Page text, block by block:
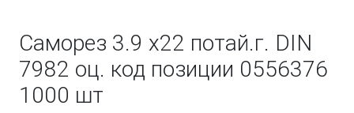
Саморез 3.9 х22 потай.г. DIN
7982 оц. код позиции 0556376
1000 шт